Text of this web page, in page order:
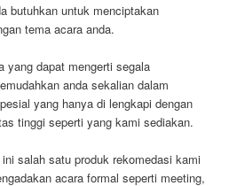
butuhkan untuk menciptakan
tema acara anda.
yang dapat mengerti segala
anda sekalian dalam
yang hanya di lengkapi dengan
tinggi seperti yang kami sediakan.
salah satu produk rekomedasi kami
acara formal seperti meeting,